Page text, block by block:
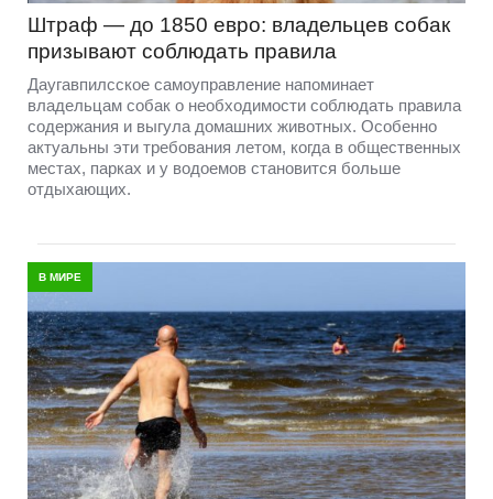
Штраф — до 1850 евро: владельцев собак
призывают соблюдать правила
Даугавпилсское самоуправление напоминает
владельцам собак о необходимости соблюдать правила
содержания и выгула домашних животных. Особенно
актуальны эти требования летом, когда в общественных
местах, парках и у водоемов становится больше
отдыхающих.
В МИРЕ